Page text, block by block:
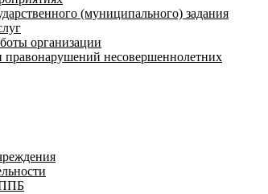
(муниципального) задания
организации
правонарушений несовершеннолетних
ППБ